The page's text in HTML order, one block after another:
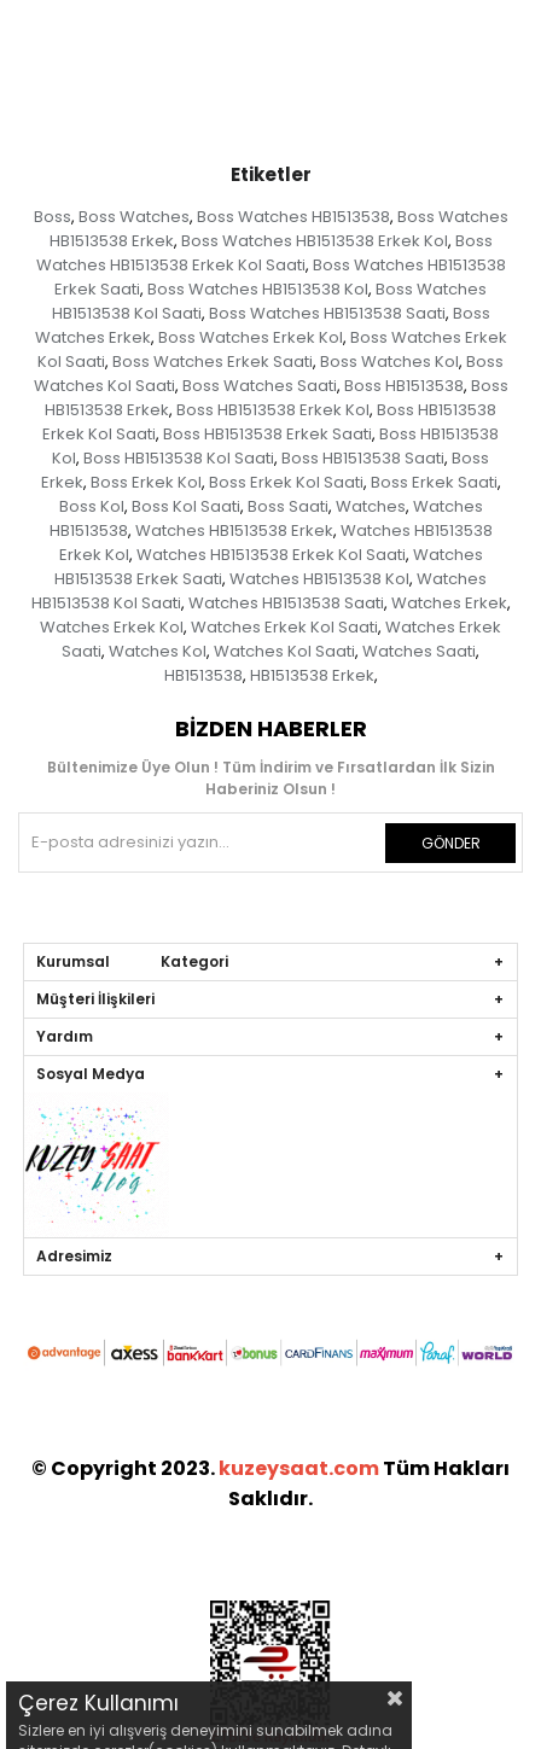
Etiketler
Boss, Boss Watches, Boss Watches HB1513538, Boss Watches
HB1513538 Erkek, Boss Watches HB1513538 Erkek Kol, Boss
Watches HB1513538 Erkek Kol Saati, Boss Watches HB1513538
Erkek Saati, Boss Watches HB1513538 Kol, Boss Watches
HB1513538 Kol Saati, Boss Watches HB1513538 Saati, Boss
Watches Erkek, Boss Watches Erkek Kol, Boss Watches Erkek
Kol Saati, Boss Watches Erkek Saati, Boss Watches Kol, Boss
Watches Kol Saati, Boss Watches Saati, Boss HB1513538, Boss
HB1513538 Erkek, Boss HB1513538 Erkek Kol, Boss HB1513538
Erkek Kol Saati, Boss HB1513538 Erkek Saati, Boss HB1513538
Kol, Boss HB1513538 Kol Saati, Boss HB1513538 Saati, Boss
Erkek, Boss Erkek Kol, Boss Erkek Kol Saati, Boss Erkek Saati,
Boss Kol, Boss Kol Saati, Boss Saati, Watches, Watches
HB1513538, Watches HB1513538 Erkek, Watches HB1513538
Erkek Kol, Watches HB1513538 Erkek Kol Saati, Watches
HB1513538 Erkek Saati, Watches HB1513538 Kol, Watches
HB1513538 Kol Saati, Watches HB1513538 Saati, Watches Erkek,
Watches Erkek Kol, Watches Erkek Kol Saati, Watches Erkek
Saati, Watches Kol, Watches Kol Saati, Watches Saati,
HB1513538, HB1513538 Erkek,
BIZDEN HABERLER
Bültenimize Üye Olun ! Tüm İndirim ve Fırsatlardan İlk Sizin
Haberiniz Olsun !
GÖNDER
Kurumsal Kategori
Müşteri İlişkileri
Yardım
Sosyal Medya
Adresimiz
© Copyright 2023.kuzeysaat.comTüm Hakları
Saklıdır.
Çerez Kullanımı
Sizlere en iyi alışveriş deneyimini sunabilmek adına